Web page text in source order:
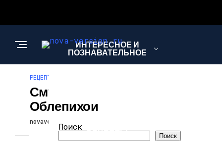
ИНТЕРЕСНОЕ И
ПОЗНАВАТЕЛЬНОЕ
РЕЦЕПТЫ
РЕЦЕПТЫ
Смузи С
Облепихой
novaversionПоиск
Поиск